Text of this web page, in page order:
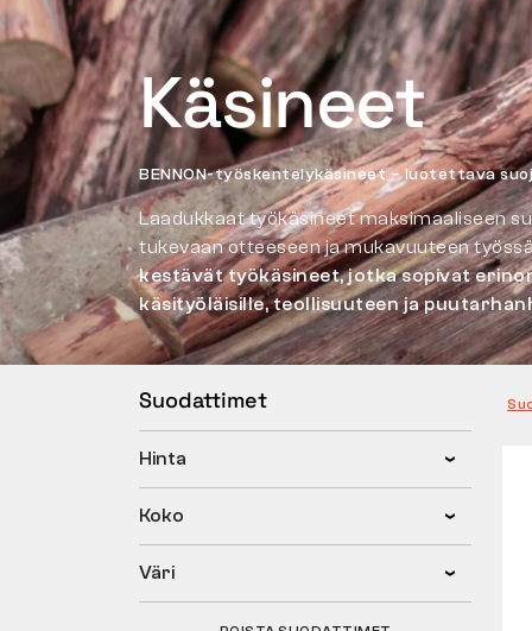
Käsineet
BENNON-työskentelykäsineet – luotettava
Laadukkaat työkäsineet maksimaaliseen
tukevaan otteeseen ja mukavuuteen
kestävät työkäsineet, jotka sopivat
käsityöläisille, teollisuuteen ja
Suodattimet
Hinta
Koko
Väri